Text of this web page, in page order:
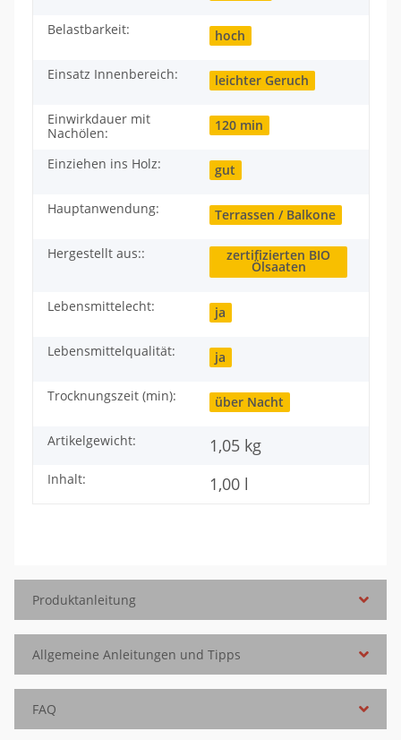
Belastbarkeit: hoch
Einsatz Innenbereich: leichter Geruch
Einwirkdauer mit
Nachölen:
120 min
Einziehen ins Holz: gut
Hauptanwendung: Terrassen / Balkone
Hergestellt aus:: zertifizierten BIO
Ölsaaten
Lebensmittelecht: ja
Lebensmittelqualität: ja
Trocknungszeit (min): über Nacht
Artikelgewicht: 1,05 kg
Inhalt: 1,00 l
Produktanleitung
Allgemeine Anleitungen und Tipps
FAQ